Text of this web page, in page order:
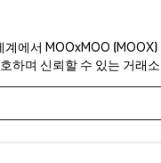
에서 MOOxMOO
하며 신뢰할 수 있는 거래